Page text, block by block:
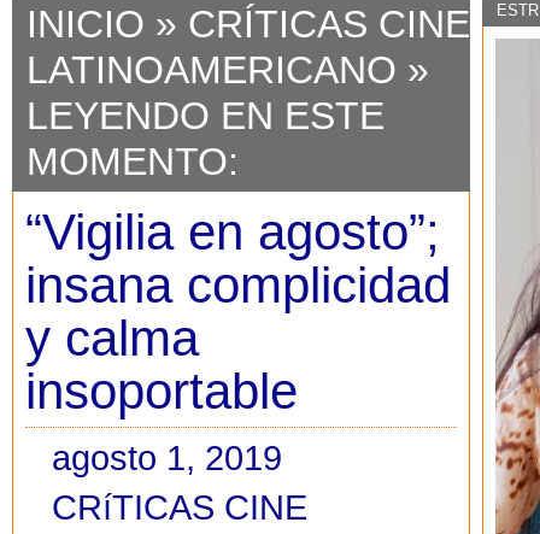
INICIO » CRÍTICAS CINE
LATINOAMERICANO »
LEYENDO EN ESTE
MOMENTO:
“Vigilia en agosto”;
insana complicidad
y calma
insoportable
agosto 1, 2019
CRíTICAS CINE